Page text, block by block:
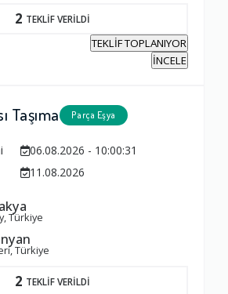
2 TEKLİF VERİLDİ
TEKLİF TOPLANIYOR
İNCELE
Taşıma Parça Eşya
06.08.2026 - 10:00:31
11.08.2026
Türkiye
Türkiye
2 TEKLİF VERİLDİ